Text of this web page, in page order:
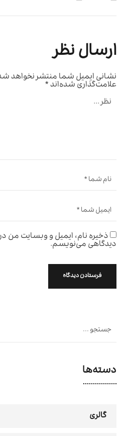
ارسال نظر
نشانی ایمیل شما منتشر نخواهد
علامت‌گذاری شده‌اند*
ذخیره نام، ایمیل و وبسایت من در
دیدگاهی می‌نویسم.
دسته‌ها
گالری